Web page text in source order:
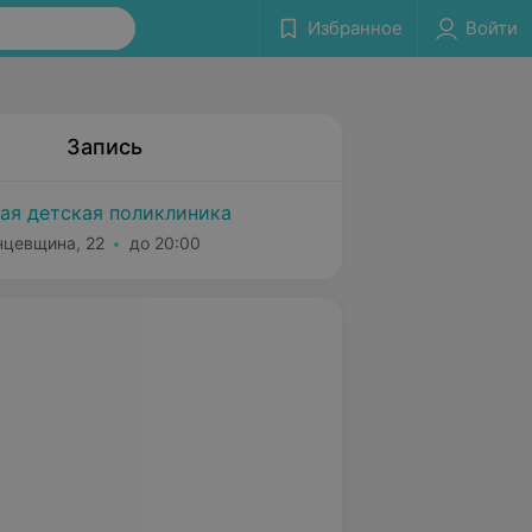
Избранное Войти
Запись
детская поликлиника
22 до 20:00